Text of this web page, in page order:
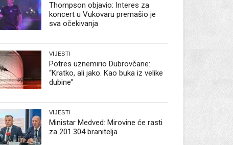
Thompson objavio: Interes za
koncert u Vukovaru premašio je
sva očekivanja
VIJESTI
Potres uznemirio Dubrovčane:
“Kratko, ali jako. Kao buka iz velike
dubine”
VIJESTI
Ministar Medved: Mirovine će rasti
za 201.304 branitelja